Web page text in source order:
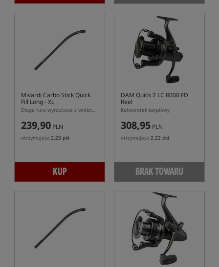
Mivardi Carbo Stick Quick
Fill Long - XL
Długa rura wyrzutowa z włókna węglowego
239,90 PLN
otrzymujesz 2,23 pkt
KUP
DAM Quick 2 LC 8000 FD
Reel
Kołowrotek karpiowy
308,95 PLN
otrzymujesz 2,22 pkt
BRAK TOWARU